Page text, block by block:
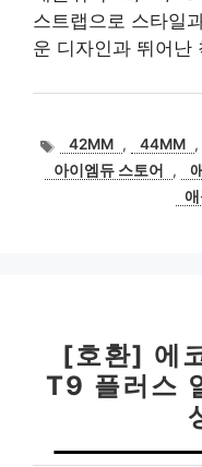
스트랩으로 스타일
운 디자인과 뛰어난
태
그
42MM , 44MM ,
아이엠듀 스토어
,
[호환] 에
T9 플러스